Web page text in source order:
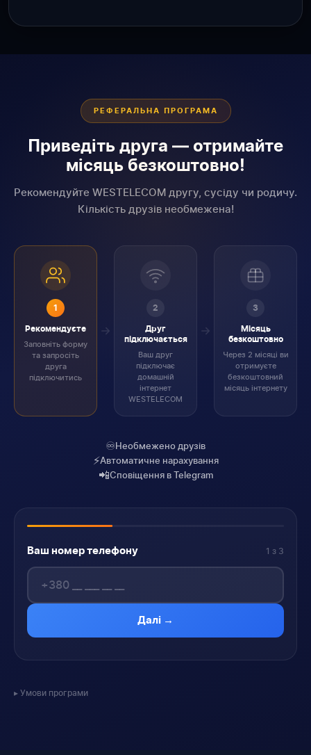
РЕФЕРАЛЬНА ПРОГРАМА
Приведіть друга — отримайте
місяць безкоштовно!
Рекомендуйте WESTELECOM другу, сусіду чи родичу.
Кількість друзів необмежена!
1
Рекомендуєте
Заповніть форму
та запросіть
друга
підключитись
2
Друг
підключається
Ваш друг
підключає
домашній
інтернет
WESTELECOM
3
Місяць
безкоштовно
Через 2 місяці ви
отримуєте
безкоштовний
місяць інтернету
♾️Необмежено друзів
⚡Автоматичне нарахування
📲Сповіщення в Telegram
Ваш номер телефону 1 з 3
Далі →
Умови програми